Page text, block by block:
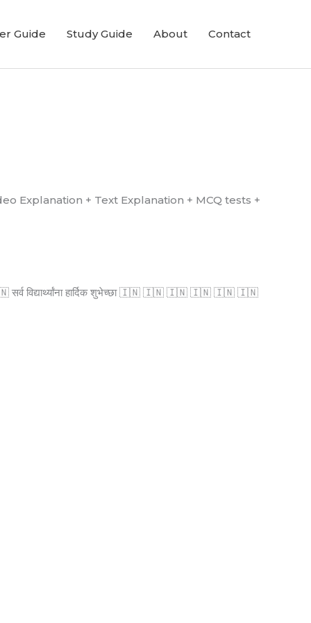
Guide Study Guide About Contact
(Video Explanation + Text Explanation + MCQ tests +
हार्दिक शुभेच्छा 🇮🇳 🇮🇳 🇮🇳 🇮🇳 🇮🇳 🇮🇳